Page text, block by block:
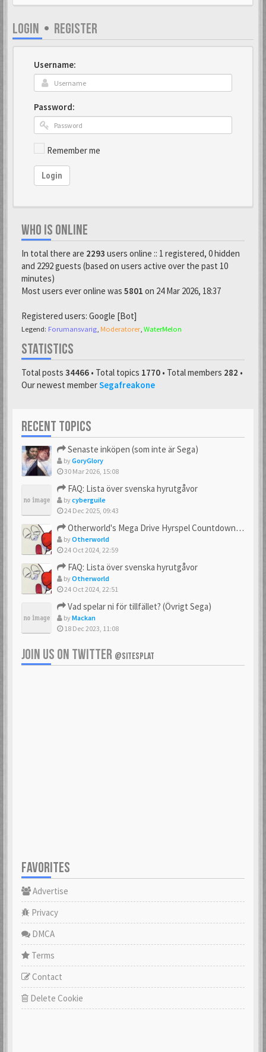
LOGIN • REGISTER
Username:
Password:
Remember me
Login
WHO IS ONLINE
In total there are 2293 users online :: 1 registered, 0 hidden
and 2292 guests (based on users active over the past 10
minutes)
Most users ever online was 5801 on 24 Mar 2026, 18:37
Registered users: Google [Bot]
Legend: Forumansvarig Moderatorer, WaterMelon
STATISTICS
Total posts 34466 • Total topics 1770 • Total members 282 •
Our newest memberSegafreakone
RECENT TOPICS
Senaste inköpen (som inte är Sega)
byGoryGlory
30 Mar 2026, 15:08
FAQ: Lista över svenska hyrutgåvor
bycyberguile
24 Dec 2025, 09:43
Otherworld's Mega Drive Hyrspel Countdown Tråd!
byOtherworld
24 Oct 2024, 22:59
FAQ: Lista över svenska hyrutgåvor
byOtherworld
24 Oct 2024, 22:51
Vad spelar ni för tillfället? (Övrigt Sega)
byMackan
18 Dec 2023, 11:08
JOIN US ON TWITTER @SITESPLAT
FAVORITES
Advertise
Privacy
DMCA
Terms
Contact
Delete Cookie